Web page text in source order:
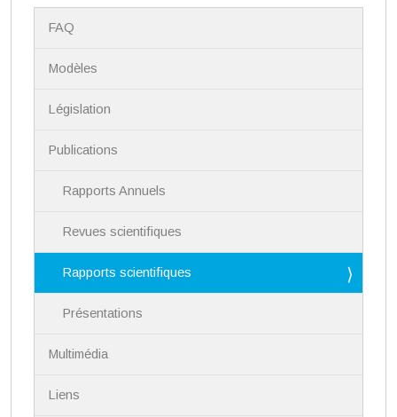
FAQ
Modèles
Législation
Publications
Rapports Annuels
Revues scientifiques
Rapports scientifiques
Présentations
Multimédia
Liens